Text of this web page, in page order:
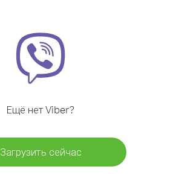
Ещё нет Viber?
Загрузить сейчас